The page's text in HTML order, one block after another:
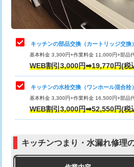
給水管工事※（土の掘削・埋め戻し作
給水管工事※（塩ビ管（VP・HI）使
用/3ｍまで)
給水管工事※（塩ビ管（VP・HI）使
用（追加）/3ｍ超え)
給水管工事※（ライニング鋼管・銅
管・ポリ管・HT管使用/3ｍまで)
管・ポリ管・HT管使用/3ｍ超え)
排水管工事（土の掘削・埋め戻し作
理・調整・分解・加工など（軽作業）
止水・漏水調査・防水処理・清掃・修
理・調整・分解・加工など（中作業）
止水・漏水調査・防水処理・清掃・修
理・調整・分解・加工など（重作業）
お風呂タンク脱着
その他部品の脱着
キッチンの部品交換（カートリッジ交換）
基本料金 3,300円+作業料金 11,000円+部品
WEB割引3,000円➡19,770円(税
キッチンの水栓交換（ワンホール混合栓）
基本料金 3,300円+作業料金 16,500円+部品
WEB割引3,000円➡52,550円(税
キッチンつまり・水漏れ修理